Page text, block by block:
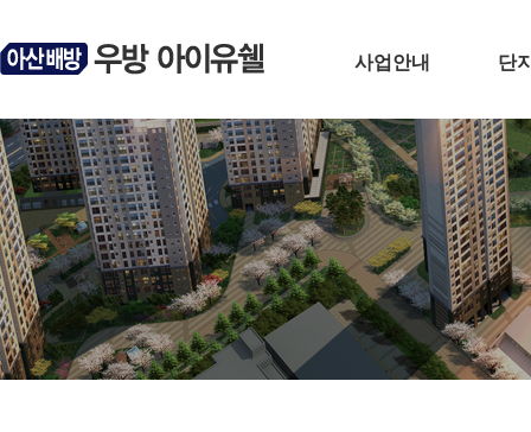
사업안내
사업개요
브랜드소개
오시는길
단
입
단
동호